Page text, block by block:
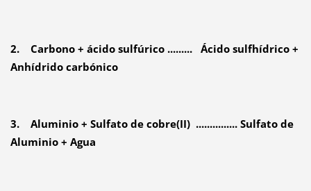
2. Carbono + ácido sulfúrico ......... Ácido sulfhídrico +
Anhídrido carbónico
3. Aluminio + Sulfato de cobre(II) ............... Sulfato de
Aluminio + Agua